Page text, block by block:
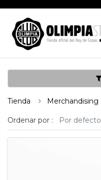
Tienda Merchandising
Ordenar por : Por defecto